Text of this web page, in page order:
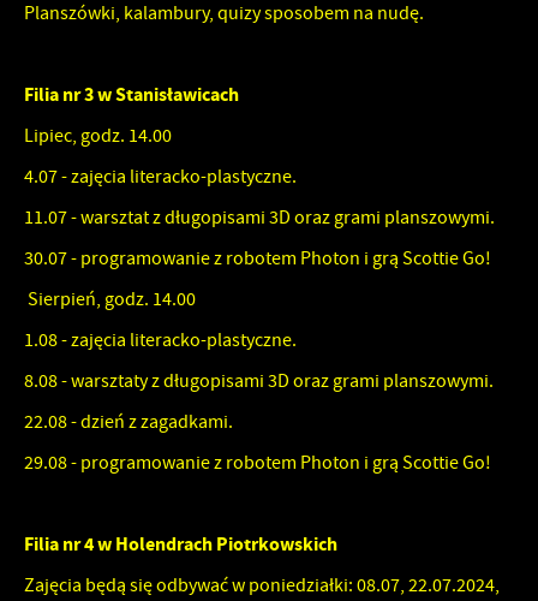
Planszówki, kalambury, quizy sposobem na nudę.
Filia nr 3 w Stanisławicach
Lipiec, godz. 14.00
4.07 - zajęcia literacko-plastyczne.
11.07 - warsztat z długopisami 3D oraz grami planszowymi.
30.07 - programowanie z robotem Photon i grą Scottie Go!
Sierpień, godz. 14.00
1.08 - zajęcia literacko-plastyczne.
8.08 - warsztaty z długopisami 3D oraz grami planszowymi.
22.08 - dzień z zagadkami.
29.08 - programowanie z robotem Photon i grą Scottie Go!
Filia nr 4 w Holendrach Piotrkowskich
Zajęcia będą się odbywać w poniedziałki: 08.07, 22.07.2024,